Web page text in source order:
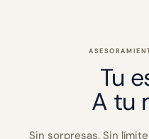
Tu
A tu
Sin sorpresas. Sin